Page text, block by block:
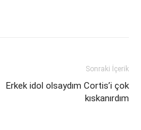
Sonraki İçerik
Erkek idol olsaydım Cortis’i çok
kıskanırdım